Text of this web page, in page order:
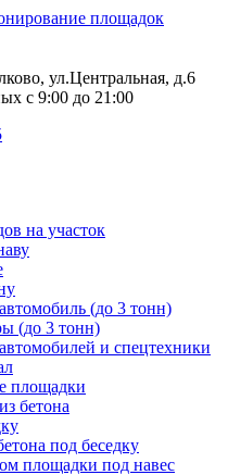
площадок
ул.Центральная, д.6
с 9:00 до 21:00
на участок
(до 3 тонн)
(до 3 тонн)
и спецтехники
площадки
бетона
под беседку
площадки под навес